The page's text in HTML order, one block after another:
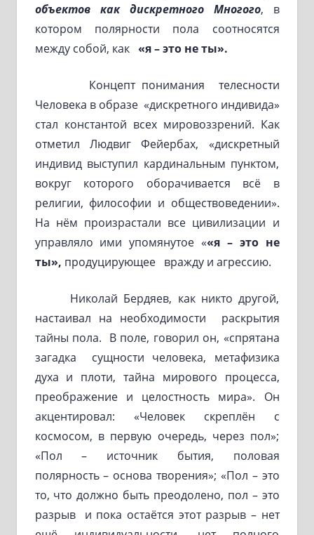
объектов как дискретного Многого, в
котором полярности пола соотносятся
между собой, как «я – это не ты».
Концепт понимания телесности
Человека в образе «дискретного индивида»
стал константой всех мировоззрений. Как
отметил Людвиг Фейербах, «дискретный
индивид выступил кардинальным пунктом,
вокруг которого оборачивается всё в
религии, философии и обществоведении».
На нём произрастали все цивилизации и
управляло ими упомянутое ««я – это не
ты», продуцирующее вражду и агрессию.
Николай Бердяев, как никто другой,
настаивал на необходимости раскрытия
тайны пола. В поле, говорил он, «спрятана
загадка сущности человека, метафизика
духа и плоти, тайна мирового процесса,
преображение и целостность мира». Он
акцентировал: «Человек скреплён с
космосом, в первую очередь, через пол»;
«Пол – источник бытия, половая
полярность – основа творения»; «Пол – это
то, что должно быть преодолено, пол – это
разрыв и пока остаётся этот разрыв – нет